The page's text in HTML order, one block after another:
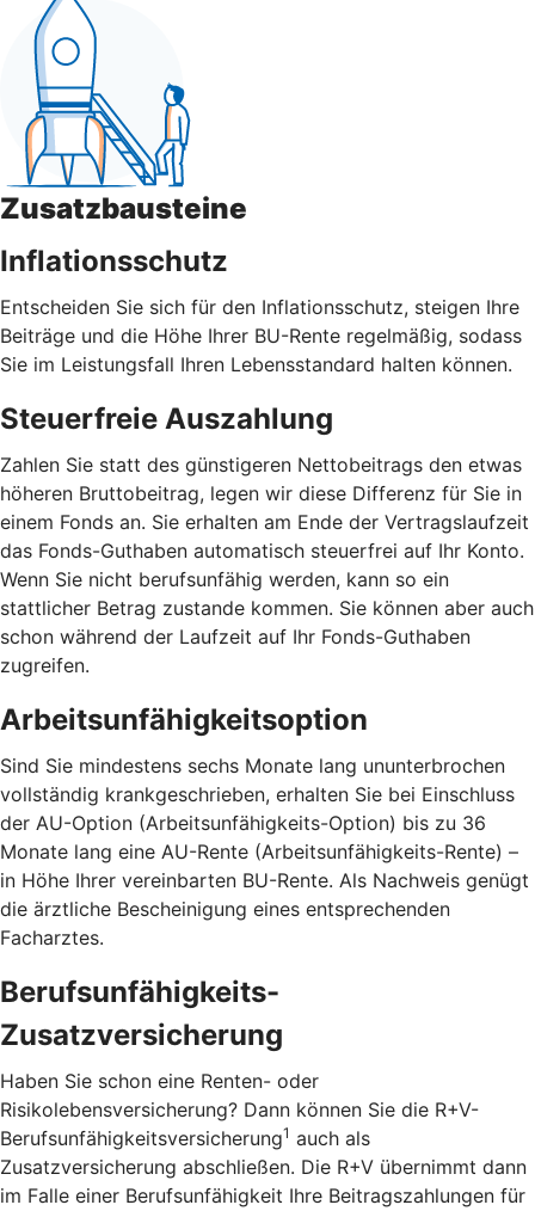
Zusatzbausteine
Inflationsschutz
Entscheiden Sie sich für den Inflationsschutz, steigen Ihre
Beiträge und die Höhe Ihrer BU-Rente regelmäßig, sodass
Sie im Leistungsfall Ihren Lebensstandard halten können.
Steuerfreie Auszahlung
Zahlen Sie statt des günstigeren Nettobeitrags den etwas
höheren Bruttobeitrag, legen wir diese Differenz für Sie in
einem Fonds an. Sie erhalten am Ende der Vertragslaufzeit
das Fonds-Guthaben automatisch steuerfrei auf Ihr Konto.
Wenn Sie nicht berufsunfähig werden, kann so ein
stattlicher Betrag zustande kommen. Sie können aber auch
schon während der Laufzeit auf Ihr Fonds-Guthaben
zugreifen.
Arbeitsunfähigkeitsoption
Sind Sie mindestens sechs Monate lang ununterbrochen
vollständig krankgeschrieben, erhalten Sie bei Einschluss
der AU-Option (Arbeitsunfähigkeits-Option) bis zu 36
Monate lang eine AU-Rente (Arbeitsunfähigkeits-Rente) –
in Höhe Ihrer vereinbarten BU-Rente. Als Nachweis genügt
die ärztliche Bescheinigung eines entsprechenden
Facharztes.
Berufsunfähigkeits-
Zusatzversicherung
Haben Sie schon eine Renten- oder
Risikolebensversicherung? Dann können Sie die R+V-
Berufsunfähigkeitsversicherung1 auch als
Zusatzversicherung abschließen. Die R+V übernimmt dann
im Falle einer Berufsunfähigkeit Ihre Beitragszahlungen für